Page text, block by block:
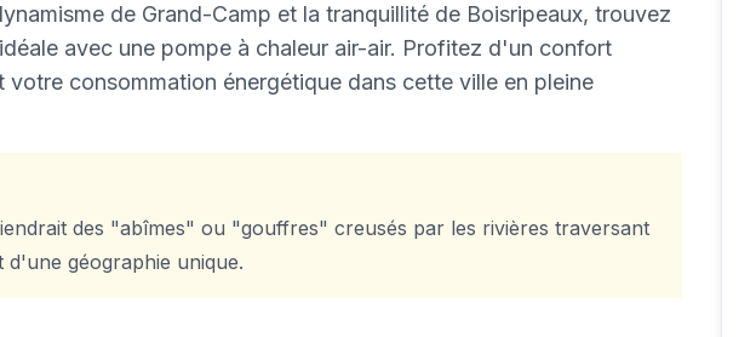
de Grand-Camp et la tranquillité de Boisripeaux, trouvez
avec une pompe à chaleur air-air. Profitez d'un confort
votre consommation énergétique dans cette ville en pleine
des "abîmes" ou "gouffres" creusés par les rivières traversant
géographie unique.